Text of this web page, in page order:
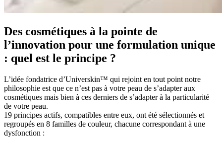
Des cosmétiques à la pointe de
l’innovation pour une formulation unique
: quel est le principe ?
L’idée fondatrice d’Universkin™ qui rejoint en tout point notre
philosophie est que ce n’est pas à votre peau de s’adapter aux
cosmétiques mais bien à ces derniers de s’adapter à la particularité
de votre peau.
19 principes actifs, compatibles entre eux, ont été sélectionnés et
regroupés en 8 familles de couleur, chacune correspondant à une
dysfonction :